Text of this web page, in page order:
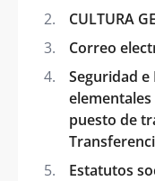
CULTURA
Correo
Seguridad
puesto de
Estatutos